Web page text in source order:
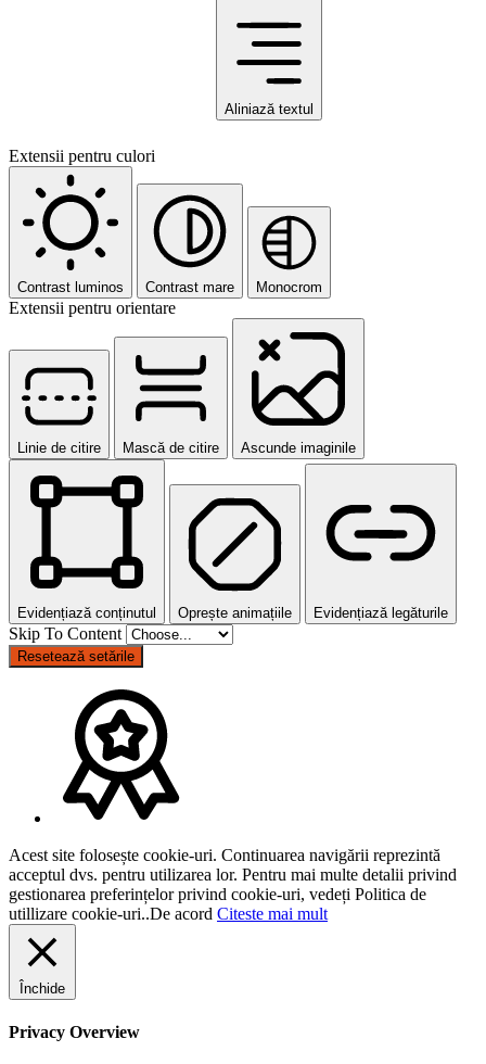
Aliniază textul
Extensii pentru culori
Contrast luminos Contrast mare Monocrom
Extensii pentru orientare
Linie de citire Mască de citire Ascunde imaginile
Evidențiază conținutul Oprește animațiile Evidențiază legăturile
Skip To Content
Resetează setările
Acest site folosește cookie-uri. Continuarea navigării reprezintă
acceptul dvs. pentru utilizarea lor. Pentru mai multe detalii privind
gestionarea preferințelor privind cookie-uri, vedeți Politica de
utillizare cookie-uri..De acord Citeste mai mult
Închide
Privacy Overview